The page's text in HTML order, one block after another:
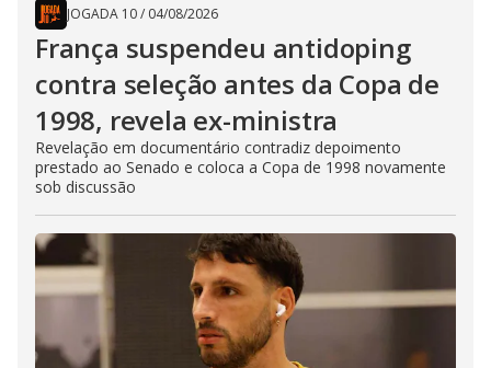
JOGADA 10/ 04/08/2026
França suspendeu antidoping
contra seleção antes da Copa de
1998, revela ex-ministra
Revelação em documentário contradiz depoimento
prestado ao Senado e coloca a Copa de 1998 novamente
sob discussão